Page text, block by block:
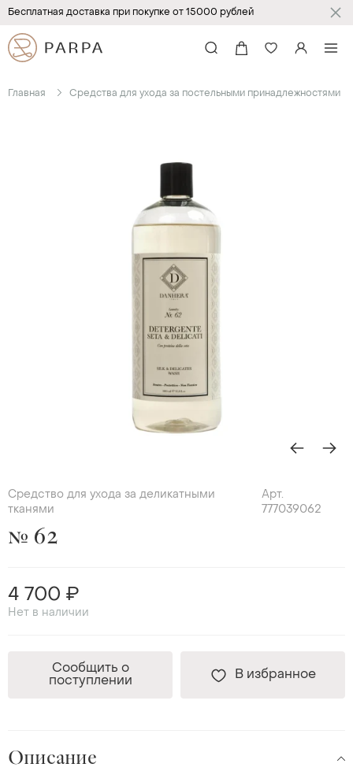
Бесплатная доставка при покупке от 15000 рублей
Главная Средства для ухода за постельными принадлежностями
Средство для ухода за деликатными
тканями
Арт.
777039062
№ 62
4 700 ₽
Нет в наличии
Сообщить о
поступлении
В избранное
Описание